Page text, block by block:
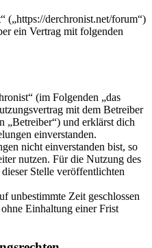
derchronist.net/forum“)
ein Vertrag mit folgenden
(im Folgenden „das
mit dem Betreiber
„Betreiber“) und erklärst dich
einverstanden.
nicht einverstanden bist, so
nutzen. Für die Nutzung des
Stelle veröffentlichten
unbestimmte Zeit geschlossen
Einhaltung einer Frist